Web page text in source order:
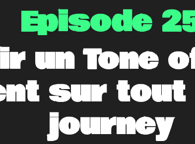
Episode
un Tone
sur tout
journey